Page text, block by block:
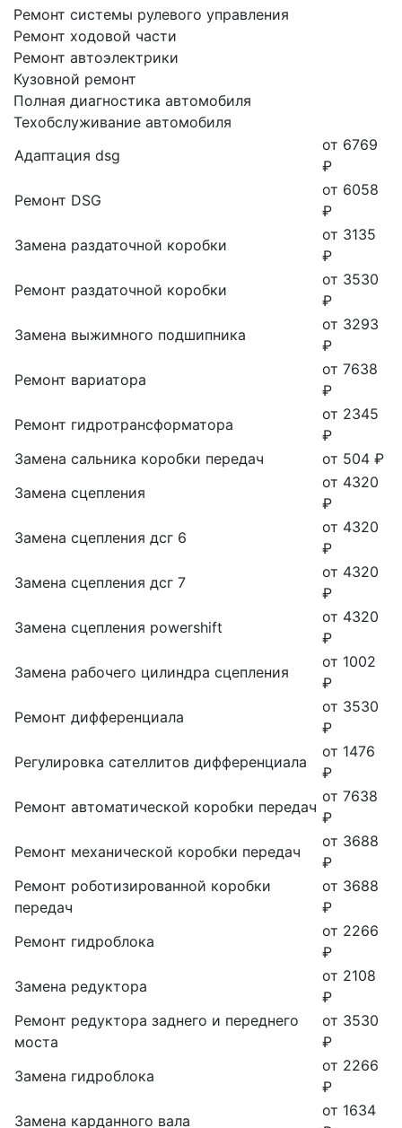
Ремонт системы рулевого управления
Ремонт ходовой части
Ремонт автоэлектрики
Кузовной ремонт
Полная диагностика автомобиля
Техобслуживание автомобиля
Адаптация dsg
от 6769
₽
Ремонт DSG
от 6058
₽
Замена раздаточной коробки
от 3135
₽
Ремонт раздаточной коробки
от 3530
₽
Замена выжимного подшипника
от 3293
₽
Ремонт вариатора
от 7638
₽
Ремонт гидротрансформатора
от 2345
₽
Замена сальника коробки передач
от 504 ₽
Замена сцепления
от 4320
₽
Замена сцепления дсг 6
от 4320
₽
Замена сцепления дсг 7
от 4320
₽
Замена сцепления powershift
от 4320
₽
Замена рабочего цилиндра сцепления
от 1002
₽
Ремонт дифференциала
от 3530
₽
Регулировка сателлитов дифференциала
от 1476
₽
Ремонт автоматической коробки передач
от 7638
₽
Ремонт механической коробки передач
от 3688
₽
Ремонт роботизированной коробки
передач
от 3688
₽
Ремонт гидроблока
от 2266
₽
Замена редуктора
от 2108
₽
Ремонт редуктора заднего и переднего
моста
от 3530
₽
Замена гидроблока
от 2266
₽
Замена карданного вала
от 1634